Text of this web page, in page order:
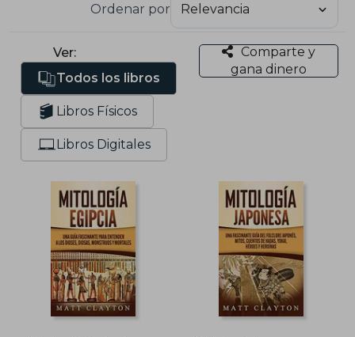
Ordenar por
Ver:
Todos los libros
Libros Físicos
Libros Digitales
Comparte y
gana dinero